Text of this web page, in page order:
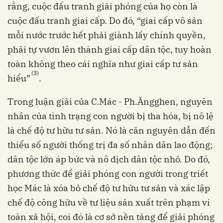
rằng, cuộc đấu tranh giải phóng của họ còn là
cuộc đấu tranh giai cấp. Do đó, “giai cấp vô sản
mỗi nước trước hết phải giành lấy chính quyền,
phải tự vươn lên thành giai cấp dân tộc, tuy hoàn
toàn không theo cái nghĩa như giai cấp tư sản
hiểu” (3).
Trong luận giải của C.Mác - Ph.Ăngghen, nguyên
nhân của tình trạng con người bị tha hóa, bị nô lệ
là chế độ tư hữu tư sản. Nó là căn nguyên dẫn đến
thiểu số người thống trị đa số nhân dân lao động;
dân tộc lớn áp bức và nô dịch dân tộc nhỏ. Do đó,
phương thức để giải phóng con người trong triết
học Mác là xóa bỏ chế độ tư hữu tư sản và xác lập
chế độ công hữu về tư liệu sản xuất trên phạm vi
toàn xã hội, coi đó là cơ sở nền tảng để giải phóng